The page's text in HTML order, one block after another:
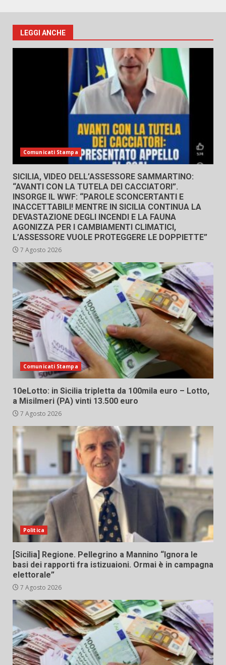
LEGGI ANCHE
Comunicati Stampa
SICILIA, VIDEO DELL’ASSESSORE SAMMARTINO:
“AVANTI CON LA TUTELA DEI CACCIATORI”.
INSORGE IL WWF: “PAROLE SCONCERTANTI E
INACCETTABILI! MENTRE IN SICILIA CONTINUA LA
DEVASTAZIONE DEGLI INCENDI E LA FAUNA
AGONIZZA PER I CAMBIAMENTI CLIMATICI,
L’ASSESSORE VUOLE PROTEGGERE LE DOPPIETTE”
7 Agosto 2026
Comunicati Stampa
10eLotto: in Sicilia tripletta da 100mila euro – Lotto,
a Misilmeri (PA) vinti 13.500 euro
7 Agosto 2026
Politica
[Sicilia] Regione. Pellegrino a Mannino “Ignora le
basi dei rapporti fra istizuaioni. Ormai è in campagna
elettorale”
7 Agosto 2026